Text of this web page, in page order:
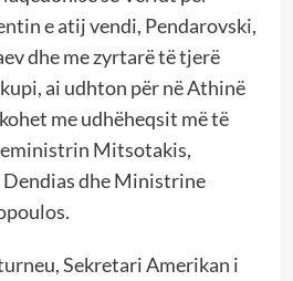
e atij vendi, Pendarovski,
dhe me zyrtarë të tjerë
ai udhton për në Athinë
me udhëheqsit më të
Mitsotakis,
dhe Ministrine
Sekretari Amerikan i